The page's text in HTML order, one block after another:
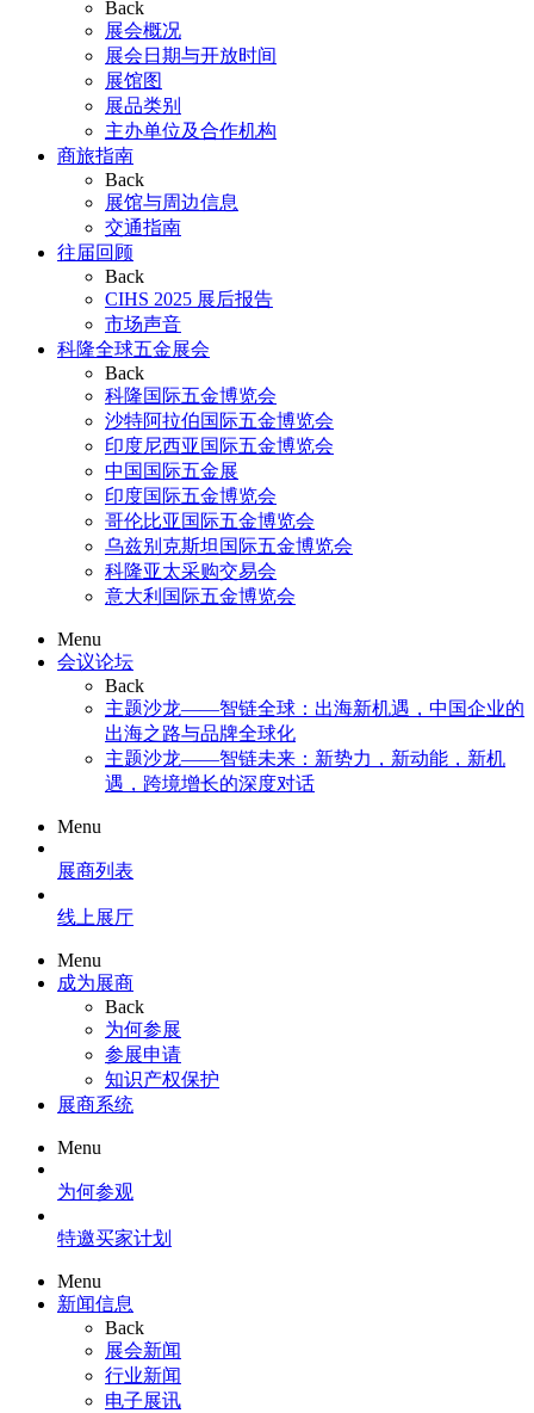
Back
展会概况
展会日期与开放时间
展馆图
展品类别
主办单位及合作机构
商旅指南
Back
展馆与周边信息
交通指南
往届回顾
Back
CIHS 2025 展后报告
市场声音
科隆全球五金展会
Back
科隆国际五金博览会
沙特阿拉伯国际五金博览会
印度尼西亚国际五金博览会
中国国际五金展
印度国际五金博览会
哥伦比亚国际五金博览会
乌兹别克斯坦国际五金博览会
科隆亚太采购交易会
意大利国际五金博览会
Menu
会议论坛
Back
主题沙龙——智链全球：出海新机遇，中国企业的
出海之路与品牌全球化
主题沙龙——智链未来：新势力，新动能，新机
遇，跨境增长的深度对话
Menu
展商列表
线上展厅
Menu
成为展商
Back
为何参展
参展申请
知识产权保护
展商系统
Menu
为何参观
特邀买家计划
Menu
新闻信息
Back
展会新闻
行业新闻
电子展讯